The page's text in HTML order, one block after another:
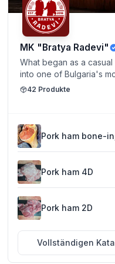
MK "Bratya Radevi"
What began as a
into one of Bulgaria's
production. Guided by
international customers.
42 Produkte
Pork ham bone-
Pork ham 4D
Pork ham 2D
Vollständigen